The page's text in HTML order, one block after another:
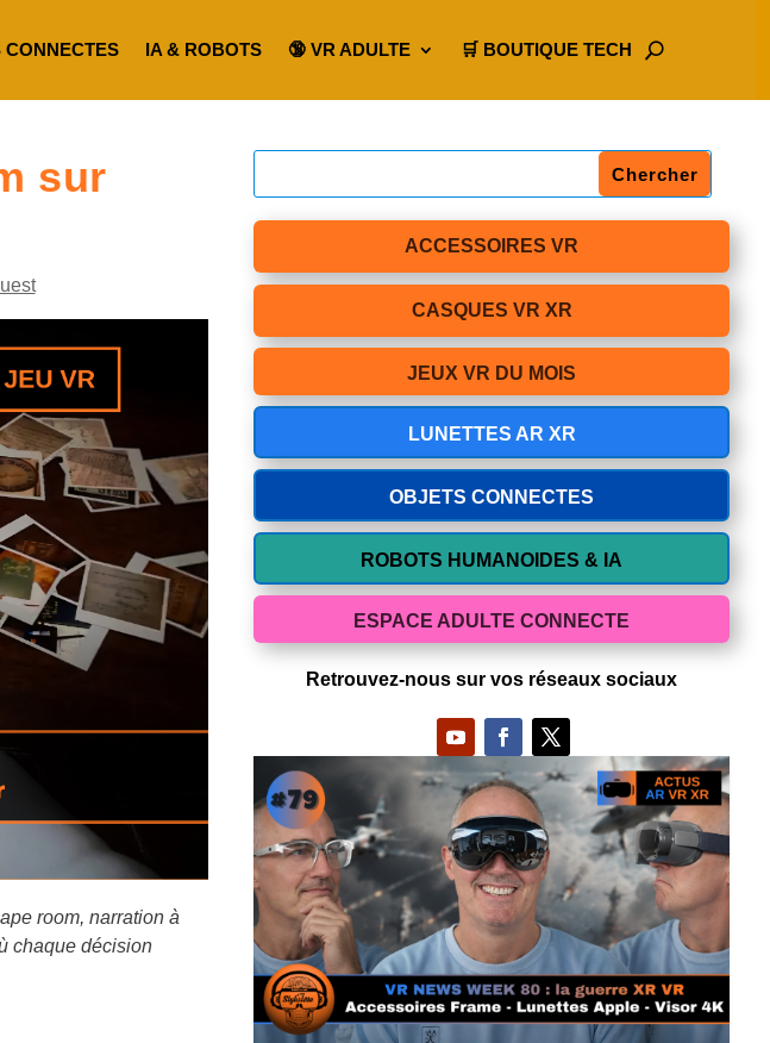
CONNECTES IA & ROBOTS 🔞 VR ADULTE 🛒 BOUTIQUE TECH
sur
room, narration à
chaque décision
ACCESSOIRES VR
CASQUES VR XR
JEUX VR DU MOIS
LUNETTES AR XR
OBJETS CONNECTES
ROBOTS HUMANOIDES & IA
ESPACE ADULTE CONNECTE
Retrouvez-nous sur vos réseaux sociaux